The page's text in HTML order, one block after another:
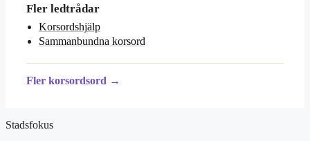
Fler ledtrådar
Korsordshjälp
Sammanbundna korsord
Fler korsordsord →
Stadsfokus